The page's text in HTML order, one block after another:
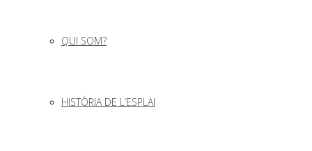
QUI SOM?
HISTÒRIA DE L’ESPLAI